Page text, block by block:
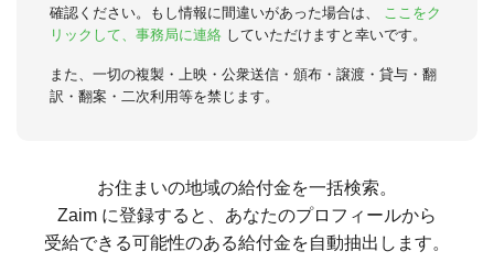
確認ください。もし情報に間違いがあった場合は、
ここをク
リックして、事務局に連絡 していただけますと幸いです。
また、一切の複製・上映・公衆送信・頒布・譲渡・貸与・翻
訳・翻案・二次利用等を禁じます。
お住まいの地域の給付金を一括検索。
Zaim に登録すると、あなたのプロフィールから
受給できる可能性のある給付金を自動抽出します。